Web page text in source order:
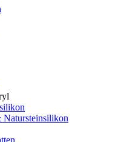
Natursteinsilikon